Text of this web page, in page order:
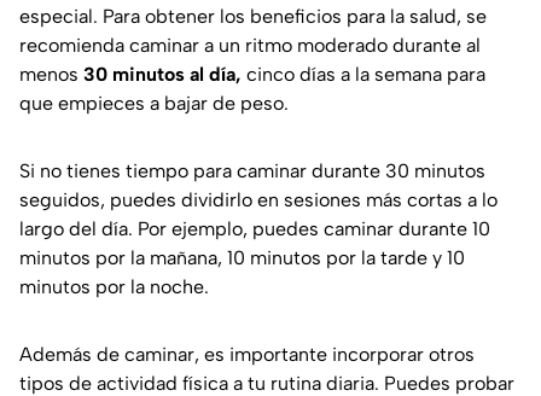
especial. Para obtener los beneficios para la salud, se
recomienda caminar a un ritmo moderado durante al
menos 30 minutos al día, cinco días a la semana para
que empieces a bajar de peso.
Si no tienes tiempo para caminar durante 30 minutos
seguidos, puedes dividirlo en sesiones más cortas a lo
largo del día. Por ejemplo, puedes caminar durante 10
minutos por la mañana, 10 minutos por la tarde y 10
minutos por la noche.
Además de caminar, es importante incorporar otros
tipos de actividad física a tu rutina diaria. Puedes probar